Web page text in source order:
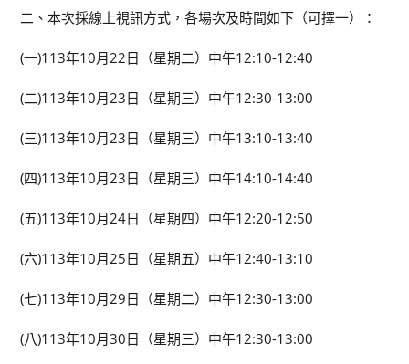
二、本次採線上視訊方式，各場次及時間如下（可擇一）：
(一)113年10月22日（星期二）中午12:10-12:40
(二)113年10月23日（星期三）中午12:30-13:00
(三)113年10月23日（星期三）中午13:10-13:40
(四)113年10月23日（星期三）中午14:10-14:40
(五)113年10月24日（星期四）中午12:20-12:50
(六)113年10月25日（星期五）中午12:40-13:10
(七)113年10月29日（星期二）中午12:30-13:00
(八)113年10月30日（星期三）中午12:30-13:00